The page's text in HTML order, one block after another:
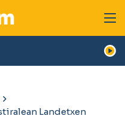
Landetxen